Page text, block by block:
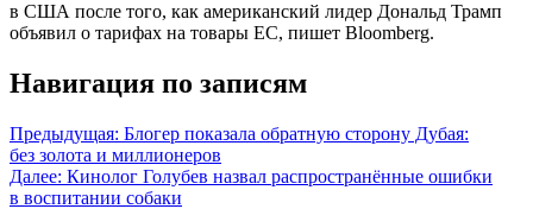
в США после того, как американский лидер Дональд Трамп
объявил о тарифах на товары ЕС, пишет Bloomberg.
Навигация по записям
Предыдущая: Блогер показала обратную сторону Дубая:
без золота и миллионеров
Далее: Кинолог Голубев назвал распространённые ошибки
в воспитании собаки